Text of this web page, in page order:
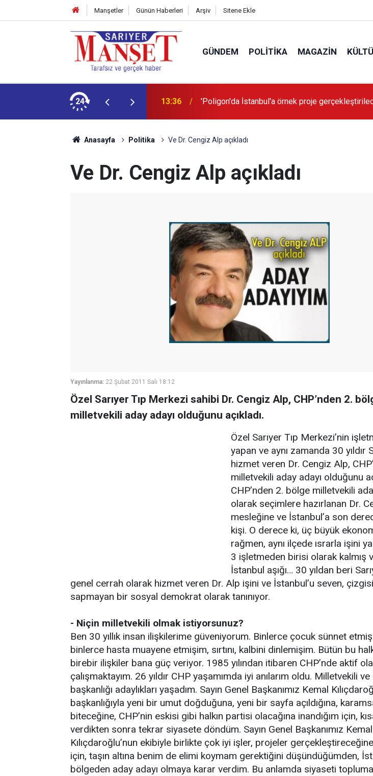
Manşetler Günün Haberleri Arşiv Sitene Ekle
GÜNDEM POLITIKA MAGAZIN
24 13:36 'Poligon'da İstanbul'a örnek proje
Anasayfa Politika Ve Dr. Cengiz Alp açıkladı
Ve Dr. Cengiz Alp açıkladı
Yayınlanma: 22 Şubat 2011 Salı 18:12
Özel Sarıyer Tıp Merkezi sahibi Dr. Cengiz Alp, CHP’nden 2.
milletvekili aday adayı olduğunu açıkladı.
Özel Sarıyer Tıp Merkezi’nin
yapan ve aynı zamanda 30 yıldır
hizmet veren Dr. Cengiz Alp,
milletvekili aday adayı olduğunu
CHP’nden 2. bölge milletvekili
olarak seçimlere hazırlanan Dr.
mesleğine ve İstanbul’a son
kişi. O derece ki, üç büyük
rağmen, aynı ilçede ısrarla işini
3 işletmeden birisi olarak kalmış
İstanbul aşığı… 30 yıldan beri
genel cerrah olarak hizmet veren Dr. Alp işini ve İstanbul’u seven,
sapmayan bir sosyal demokrat olarak tanınıyor.
- Niçin milletvekili olmak istiyorsunuz?
Ben 30 yıllık insan ilişkilerime güveniyorum. Binlerce çocuk sünnet
binlerce hasta muayene etmişim, sırtını, kalbini dinlemişim. Bütün bu
birebir ilişkiler bana güç veriyor. 1985 yılından itibaren CHP’nde aktif
çalışmaktayım. 26 yıldır CHP yaşamımda iyi anılarım oldu. Milletvekili
başkanlığı adaylıkları yaşadım. Sayın Genel Başkanımız Kemal
başkanlığıyla yeni bir umut doğduğuna, yeni bir sayfa açıldığına,
biteceğine, CHP’nin eskisi gibi halkın partisi olacağına inandığım için,
verdikten sonra tekrar siyasete döndüm. Sayın Genel Başkanımız Kemal
Kılıçdaroğlu’nun ekibiyle birlikte çok iyi işler, projeler gerçekleştireceğine
için, taşın altına benim de elimi koymam gerektiğini düşündüğümden,
bölgeden aday adayı olmaya karar verdim. Bu anlamda siyaseti